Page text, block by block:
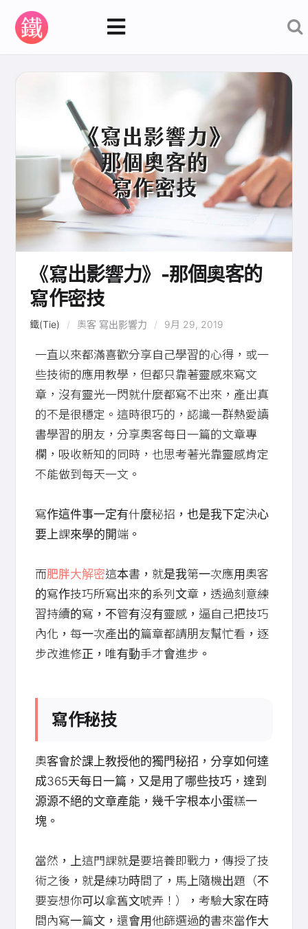
《寫出影響力》-那個奧客的
寫作密技
鐵(Tie) 奧客 寫出影響力 9月 29, 2019
一直以來都滿喜歡分享自己學習的心得，或一
些技術的應用教學，但都只靠著靈感來寫文
章，沒有靈光一閃就什麼都寫不出來，產出真
的不是很穩定。這時很巧的，認識一群熱愛讀
書學習的朋友，分享奧客每日一篇的文章專
欄，吸收新知的同時，也思考著光靠靈感肯定
不能做到每天一文。
寫作這件事一定有什麼秘招，也是我下定決心
要上課來學的開端。
而肥胖大解密這本書，就是我第一次應用奧客
的寫作技巧所寫出來的系列文章，透過刻意練
習持續的寫，不管有沒有靈感，逼自己把技巧
內化，每一次產出的篇章都請朋友幫忙看，逐
步改進修正，唯有動手才會進步。
寫作秘技
奧客會於課上教授他的獨門秘招，分享如何達
成365天每日一篇，又是用了哪些技巧，達到
源源不絕的文章產能，幾千字根本小蛋糕一
塊。
當然，上這門課就是要培養即戰力，傳授了技
術之後，就是練功時間了，馬上隨機出題（不
要妄想你可以拿舊文唬弄！），考驗大家在時
間內寫一篇文，還會用他篩選過的書來當作大